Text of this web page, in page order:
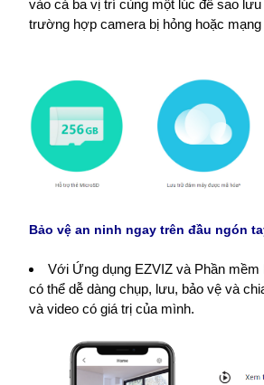
vào cả ba vị trí cùng một lúc để sao
trường hợp camera bị hỏng hoặc mạng
Bảo vệ an ninh ngay trên đầ​u ngón
Với Ứng dụng EZVIZ và Phần mềm
có thể dễ dàng chụp, lưu, bảo vệ và
và video có giá trị của mình.